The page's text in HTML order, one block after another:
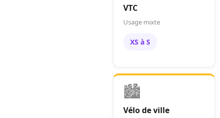
VTC
Usage mixte
XS à S
🏙️
Vélo de ville